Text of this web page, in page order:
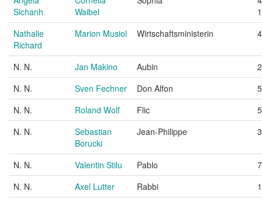
Sichanh
Waibel
Nathalie
Richard
Marion Musiol Wirtschaftsministerin
N. N. Jan Makino Aubin
2
N. N.
Sven Fechner Don Alfon
5
N. N.
Roland Wolf Flic
5
N. N.
Sebastian
Borucki
Jean-Philippe 3
N. N. Valentin Stilu Pablo
N. N.
Axel Lutter Rabbi
1